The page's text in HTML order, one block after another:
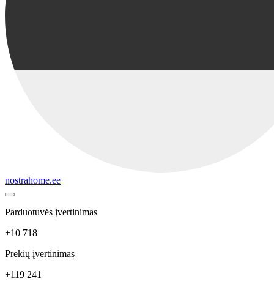
nostrahome.ee
Parduotuvės įvertinimas
+10 718
Prekių įvertinimas
+119 241